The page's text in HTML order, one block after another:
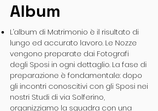
Album
L’album di Matrimonio è il risultato di
lungo ed accurato lavoro. Le Nozze
vengono preparate dai Fotografi
degli Sposi in ogni dettaglio. La fase di
preparazione è fondamentale: dopo
gli incontri conoscitivi con gli Sposi nei
nostri Studi di via Solferino,
organizziamo la squadra con una